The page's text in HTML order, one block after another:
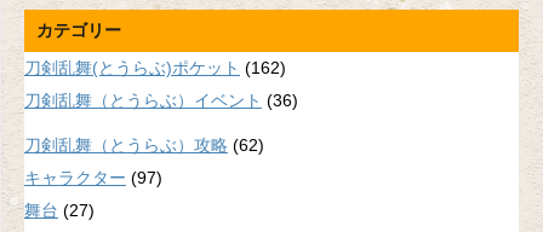
カテゴリー
刀剣乱舞(とうらぶ)ポケット (162)
刀剣乱舞（とうらぶ）イベント (36)
刀剣乱舞（とうらぶ）攻略 (62)
キャラクター (97)
舞台 (27)